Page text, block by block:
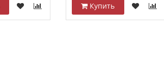
Купить